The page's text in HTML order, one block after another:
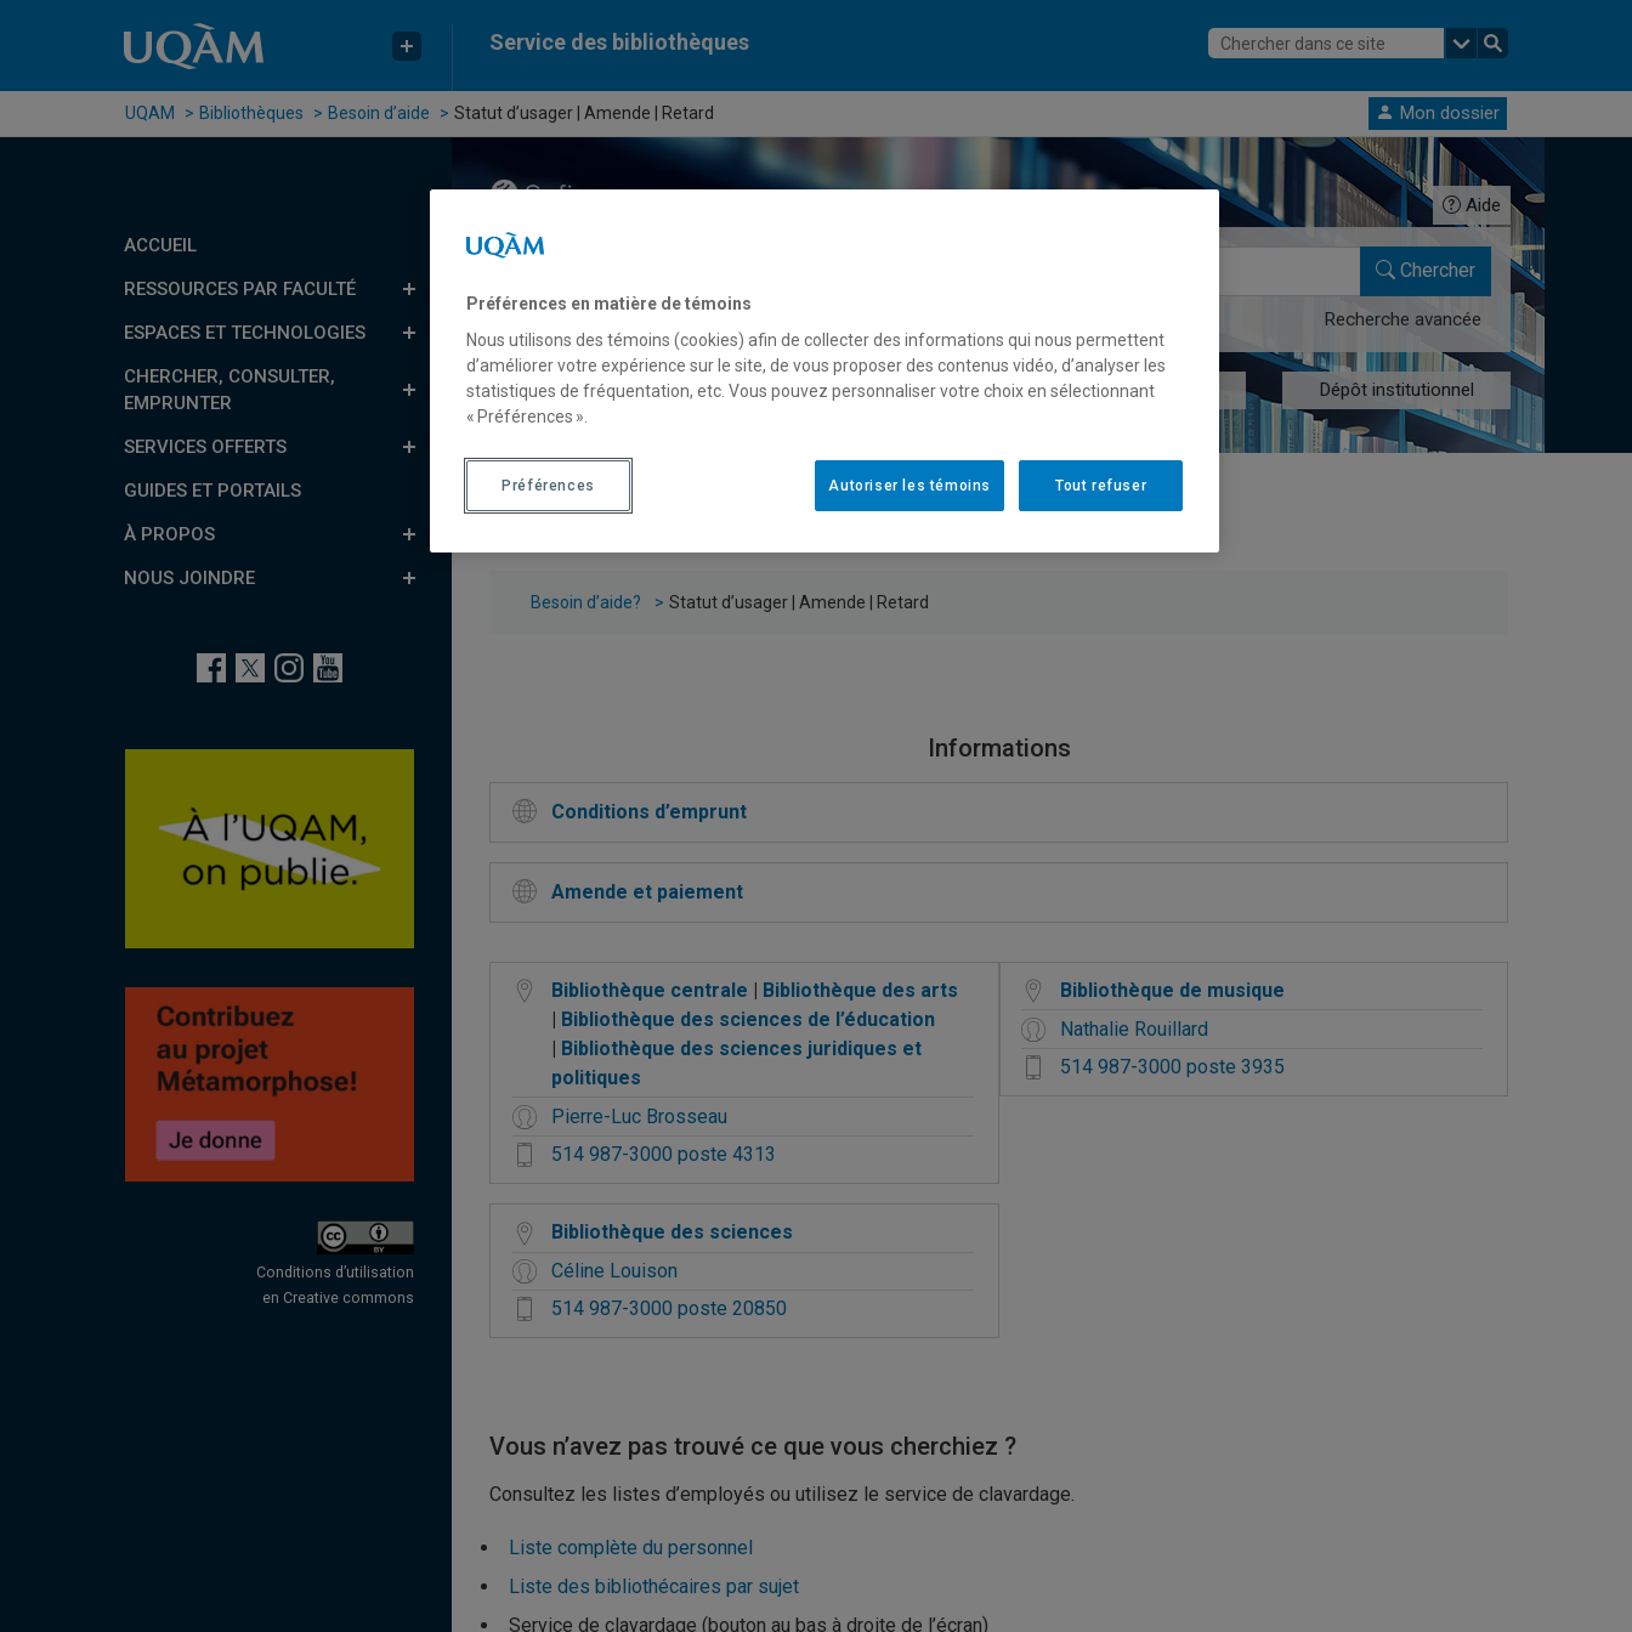
Service des bibliothèques
UQAM Bibliothèques Besoin d’aide Statut d’usager | Amende | Retard Mon dossier
ACCUEIL
RESSOURCES PAR FACULTÉ
ESPACES ET TECHNOLOGIES
CHERCHER, CONSULTER,
EMPRUNTER
SERVICES OFFERTS
GUIDES ET PORTAILS
À PROPOS
NOUS JOINDRE
Conditions d’utilisation
en Creative commons
Aide
Rechercher dans le catalogue des bibliothèques de l'UQAM Chercher
Recherche avancée
Bases de données Périodiques numériques Livres numériques Dépôt institutionnel
Statut d’usager | Amende | Retard
Besoin d’aide? Statut d’usager | Amende | Retard
Informations
Conditions d’emprunt
Amende et paiement
Bibliothèque centrale
Bibliothèque des arts
Bibliothèque des sciences de l’éducation
Bibliothèque des sciences juridiques et
politiques
Pierre-Luc Brosseau
514 987-3000 poste 4313
Bibliothèque de musique
Nathalie Rouillard
514 987-3000 poste 3935
Bibliothèque des sciences
Céline Louison
514 987-3000 poste 20850
Vous n’avez pas trouvé ce que vous cherchiez ?
Consultez les listes d’employés ou utilisez le service de clavardage.
Liste complète du personnel
Liste des bibliothécaires par sujet
Service de clavardage (bouton au bas à droite de l’écran)
Préférences en matière de témoins
Nous utilisons des témoins (cookies) afin de collecter des informations qui nous permettent
d’améliorer votre expérience sur le site, de vous proposer des contenus vidéo, d’analyser les
statistiques de fréquentation, etc. Vous pouvez personnaliser votre choix en sélectionnant
« Préférences ».
Tout refuser
Autoriser les témoins
Préférences